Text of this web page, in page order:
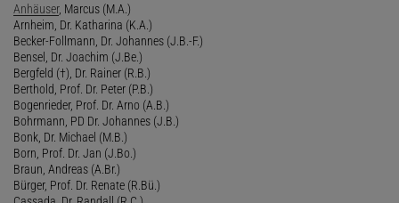
Anhäuser, Marcus (M.A.)
Arnheim, Dr. Katharina (K.A.)
Becker-Follmann, Dr. Johannes (J.B.-F.)
Bensel, Dr. Joachim (J.Be.)
Bergfeld (†), Dr. Rainer (R.B.)
Berthold, Prof. Dr. Peter (P.B.)
Bogenrieder, Prof. Dr. Arno (A.B.)
Bohrmann, PD Dr. Johannes (J.B.)
Bonk, Dr. Michael (M.B.)
Born, Prof. Dr. Jan (J.Bo.)
Braun, Andreas (A.Br.)
Bürger, Prof. Dr. Renate (R.Bü.)